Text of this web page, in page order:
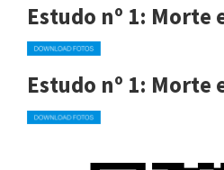
Estudo nº 1: Morte
Estudo nº 1: Morte